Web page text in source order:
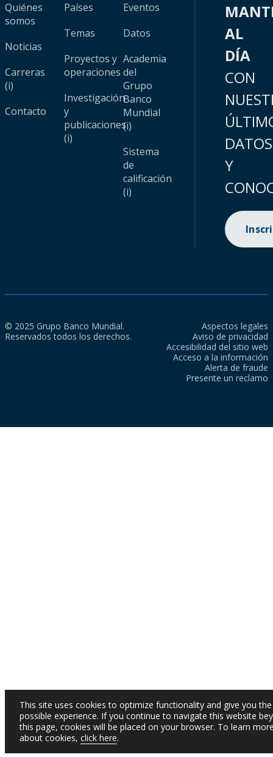
Quiénes
somos
Noticias
Carreras
(i)
Contacto
Países
Temas
Proyectos y
operaciones
Investigación
y
publicaciones
(i)
Eventos
Datos
Academia
del
Grupo
Banco
Mundial
(i)
Sistema
de
calificación
(i)
AL
DÍA
CON
DATOS
Y
© 2025 Grupo Banco Mundial.
Reservados todos los derechos.
Aspectos legales
Aviso de privacidad
Accesibilidad del sitio web
Acceso a la información
Alerta de fraude
Presente un reclamo
This site uses cookies to optimize functionality and give you
possible experience. If you continue to navigate this website
this page, cookies will be placed on your browser. To learn
about cookies, click here.